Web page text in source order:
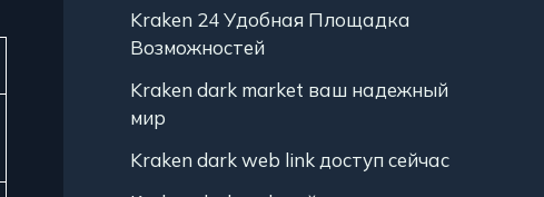
Kraken 24 Удобная Площадка
Возможностей
Kraken dark market ваш надежный
мир
Kraken dark web link доступ сейчас